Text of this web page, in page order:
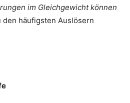
im Gleichgewicht können
den häufigsten Auslösern